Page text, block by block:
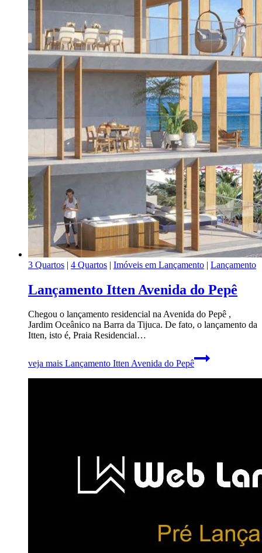
3 Quartos | 4 Quartos | Imóveis em Lançamento | Lançamento
Lançamento Itten Avenida do Pepê
Chegou o lançamento residencial na Avenida do Pepê ,
Jardim Oceânico na Barra da Tijuca. De fato, o lançamento da
Itten, isto é, Praia Residencial…
veja mais Lançamento Itten Avenida do Pepê